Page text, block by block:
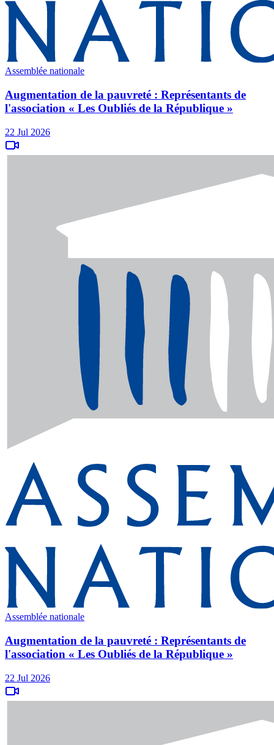
Assemblée nationale
Augmentation de la pauvreté : Représentants de
l'association « Les Oubliés de la République »
22 Jul 2026
Assemblée nationale
Augmentation de la pauvreté : Représentants de
l'association « Les Oubliés de la République »
22 Jul 2026